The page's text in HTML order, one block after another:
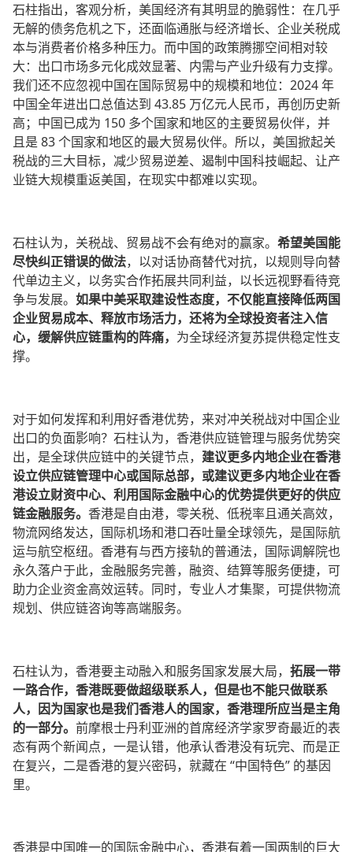
石柱指出，客观分析，美国经济有其明显的脆弱性：在几乎
无解的债务危机之下，还面临通胀与经济增长、企业关税成
本与消费者价格多种压力。而中国的政策腾挪空间相对较
大：出口市场多元化成效显著、内需与产业升级有力支撑。
我们还不应忽视中国在国际贸易中的规模和地位：2024 年
中国全年进出口总值达到 43.85 万亿元人民币，再创历史新
高；中国已成为 150 多个国家和地区的主要贸易伙伴，并
且是 83 个国家和地区的最大贸易伙伴。所以，美国掀起关
税战的三大目标，减少贸易逆差、遏制中国科技崛起、让产
业链大规模重返美国，在现实中都难以实现。
石柱认为，关税战、贸易战不会有绝对的赢家。 希望美国能
尽快纠正错误的做法，以对话协商替代对抗，以规则导向替
代单边主义，以务实合作拓展共同利益，以长远视野看待竞
争与发展。 如果中美采取建设性态度，不仅能直接降低两国
企业贸易成本、释放市场活力，还将为全球投资者注入信
心，缓解供应链重构的阵痛， 为全球经济复苏提供稳定性支
撑。
对于如何发挥和利用好香港优势，来对冲关税战对中国企业
出口的负面影响？石柱认为，香港供应链管理与服务优势突
出，是全球供应链中的关键节点， 建议更多内地企业在香港
设立供应链管理中心或国际总部，或建议更多内地企业在香
港设立财资中心、利用国际金融中心的优势提供更好的供应
链金融服务。 香港是自由港，零关税、低税率且通关高效，
物流网络发达，国际机场和港口吞吐量全球领先，是国际航
运与航空枢纽。香港有与西方接轨的普通法，国际调解院也
永久落户于此，金融服务完善，融资、结算等服务便捷，可
助力企业资金高效运转。同时，专业人才集聚，可提供物流
规划、供应链咨询等高端服务。
石柱认为，香港要主动融入和服务国家发展大局， 拓展一带
一路合作，香港既要做超级联系人，但是也不能只做联系
人，因为国家也是我们香港人的国家，香港理所应当是主角
的一部分。 前摩根士丹利亚洲的首席经济学家罗奇最近的表
态有两个新闻点，一是认错，他承认香港没有玩完、而是正
在复兴，二是香港的复兴密码，就藏在 “中国特色” 的基因
里。
香港是中国唯一的国际金融中心，香港有着一国两制的巨大